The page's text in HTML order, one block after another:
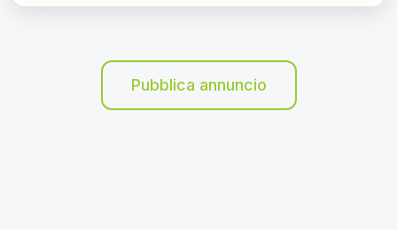
Pubblica annuncio